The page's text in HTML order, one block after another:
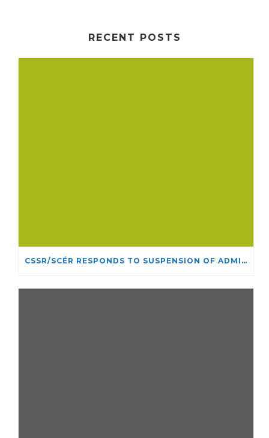
RECENT POSTS
CSSR/SCÉR RESPONDS TO SUSPENSION OF ADMISSIONS IN YORK UNIVERSITY’S RELIGIOUS STUDIES PROGRAM